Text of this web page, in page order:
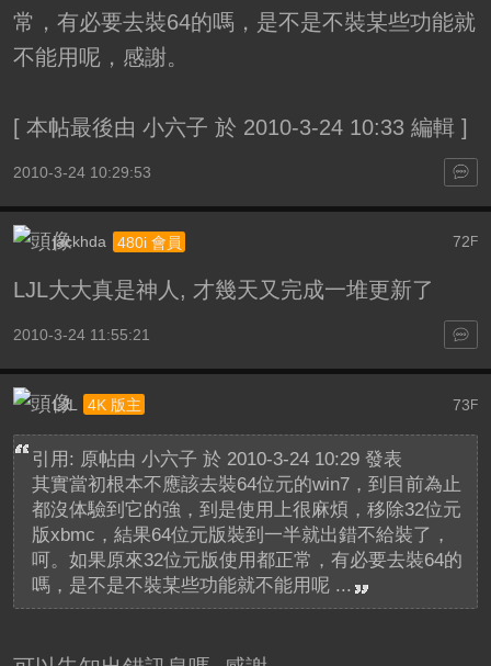
常，有必要去裝64的嗎，是不是不裝某些功能就
不能用呢，感謝。
[本帖最後由 小六子 於 2010-3-24 10:33 編輯 ]
2010-3-24 10:29:53
72 F
jackhda 480i 會員
LJL大大真是神人, 才幾天又完成一堆更新了
2010-3-24 11:55:21
73F
LJL 4K 版主
引用: 原帖由 小六子 於 2010-3-24 10:29 發表
其實當初根本不應該去裝64位元的win7，到目前為止
都沒体驗到它的強，到是使用上很麻煩，移除32位元
版xbmc，結果64位元版裝到一半就出錯不給裝了，
呵。如果原來32位元版使用都正常，有必要去裝64的
嗎，是不是不裝某些功能就不能用呢 ...